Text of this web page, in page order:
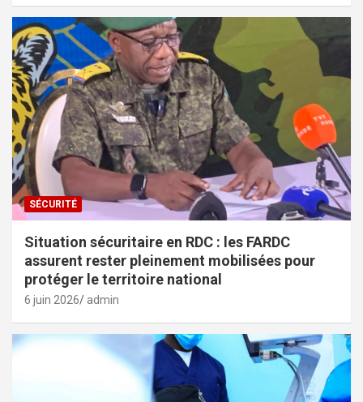
SÉCURITÉ
Situation sécuritaire en RDC : les FARDC
assurent rester pleinement mobilisées pour
protéger le territoire national
6 juin 2026 admin